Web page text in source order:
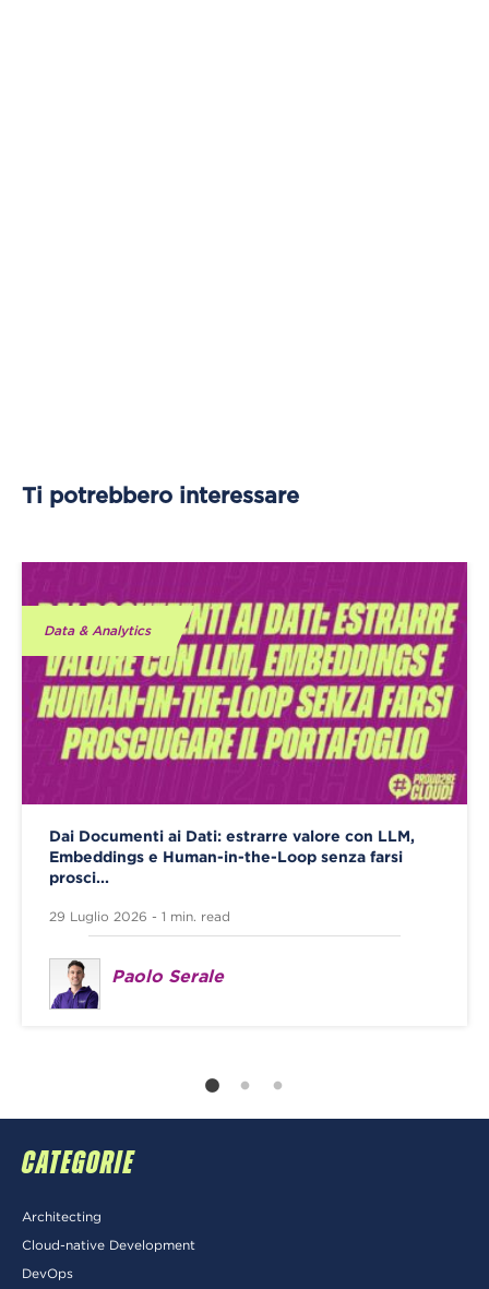
Ti potrebbero interessare
Data & Analytics
Dai Documenti ai Dati: estrarre valore con LLM,
Embeddings e Human-in-the-Loop senza farsi
prosci...
29 Luglio 2026 - 1 min. read
Paolo Serale
CATEGORIE
Architecting
Cloud-native Development
DevOps